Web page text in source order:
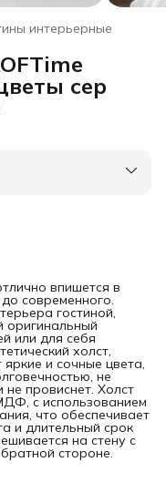
интерьерные
сер
впишется в
современного.
гостиной,
оригинальный
или для себя
холст,
и сочные цвета,
не
не провиснет. Холст
с использованием
что обеспечивает
и длительный срок
на стену с
стороне.